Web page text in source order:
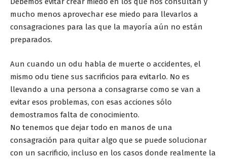
mucho menos aprovechar ese miedo para llevarlos a
consagraciones para las que la mayoría aún no están
preparados.
Aun cuando un odu habla de muerte o accidentes, el
mismo odu tiene sus sacrificios para evitarlo. No es
llevando a una persona a consagrarse como se van a
evitar esos problemas, con esas acciones sólo
demostramos falta de conocimiento.
No tenemos que dejar todo en manos de una
consagración para quitar algo que se puede solucionar
con un sacrificio, incluso en los casos donde realmente la